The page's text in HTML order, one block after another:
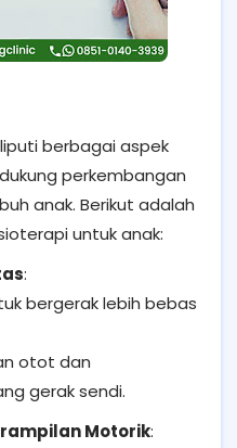
berbagai aspek
perkembangan
anak. Berikut adalah
untuk anak:
:
bergerak lebih bebas
otot dan
gerak sendi.
Motorik: